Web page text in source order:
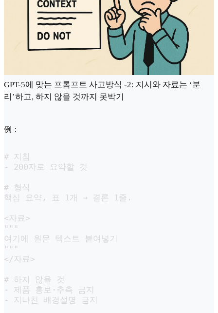
GPT-5에 맞는 프롬프트 사고방식 -2: 지시와 자료는 ‘분
리’하고, 하지 않을 것까지 못박기
例：
# 지침
- 200자로 요약할 것
# 형식
핵심 요약, 표 1개 → 결론 1줄.
<자료>
"""
여기에 원문 텍스트 붙여넣기
"""
</자료>
# 하지 않을 것
- 제품 홍보·추측 금지
- 지나친 배경설명 금지